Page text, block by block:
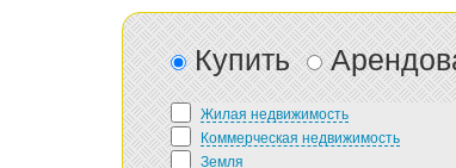
Купить
Жилая недвижимость
Коммерческая недвижимость
Земля